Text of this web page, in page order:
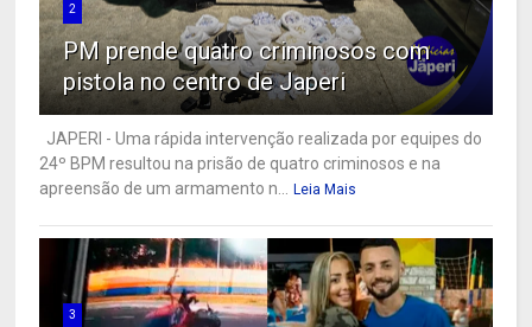
2
PM prende quatro criminosos com
pistola no centro de Japeri
JAPERI - Uma rápida intervenção realizada por equipes do
24º BPM resultou na prisão de quatro criminosos e na
apreensão de um armamento n...
Leia Mais
3